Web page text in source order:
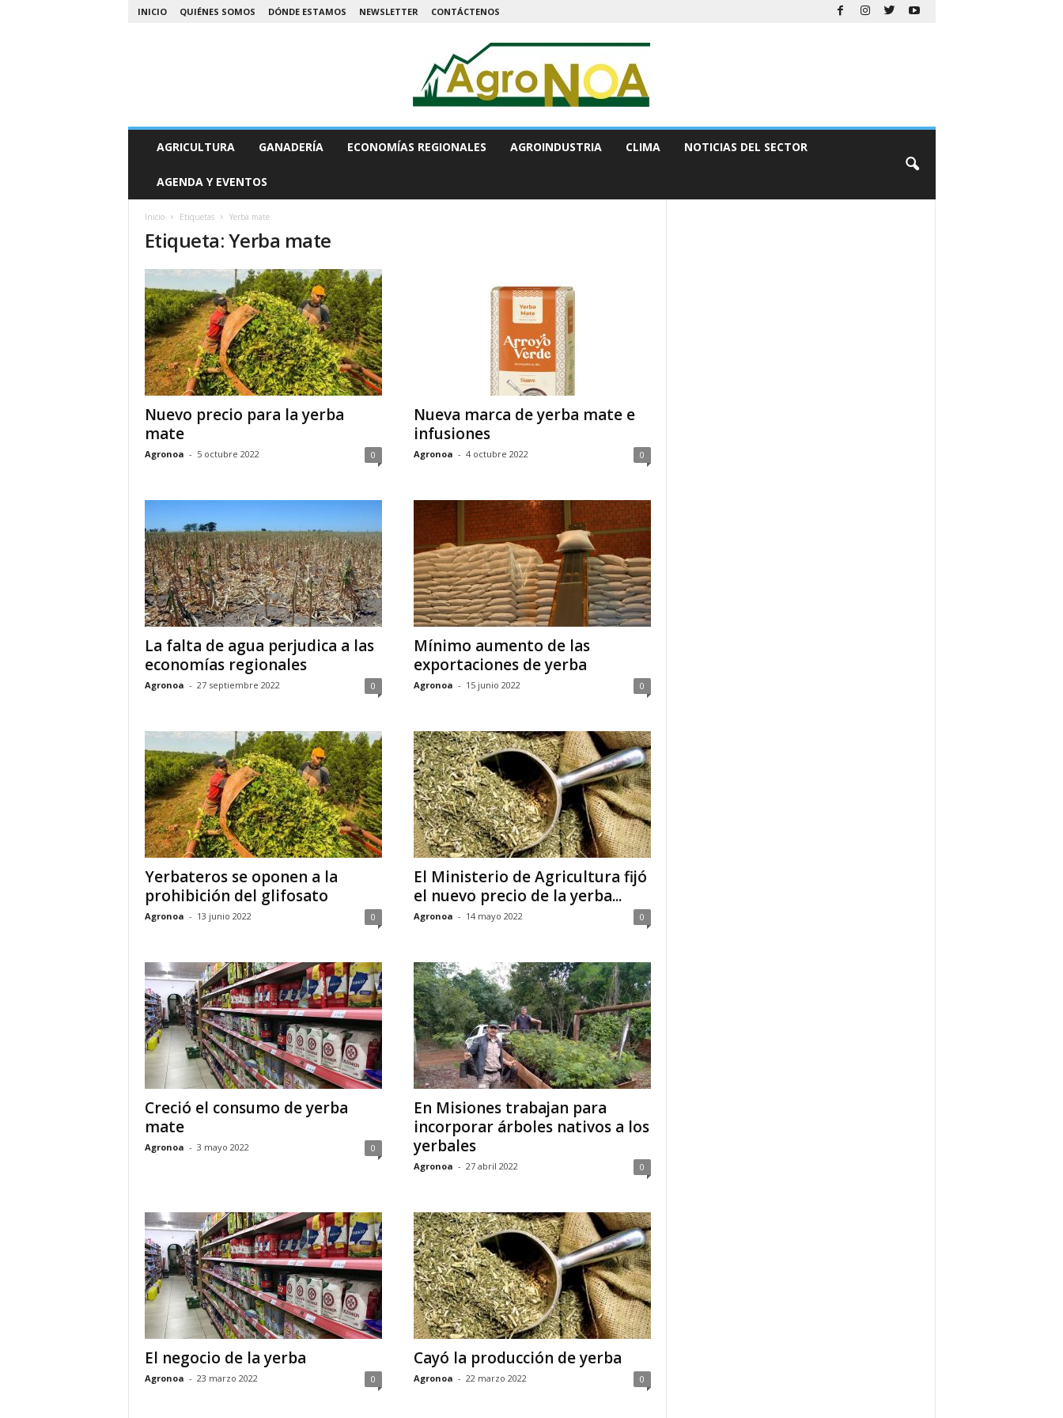
INICIO QUIÉNES SOMOS DÓNDE ESTAMOS NEWSLETTER CONTÁCTENOS
N
AGRICULTURA GANADERÍA ECONOMÍAS REGIONALES AGROINDUSTRIA CLIMA NOTICIAS DEL SECTOR
AGENDA Y EVENTOS
Inicio Etiquetas Yerba mate
Etiqueta: Yerba mate
Nuevo precio para la yerba
mate
Agronoa - 5 octubre 2022 0
Nueva marca de yerba mate e
infusiones
Agronoa - 4 octubre 2022 0
La falta de agua perjudica a las
economías regionales
Agronoa - 27 septiembre 2022 0
Mínimo aumento de las
exportaciones de yerba
Agronoa - 15 junio 2022 0
Yerbateros se oponen a la
prohibición del glifosato
Agronoa - 13 junio 2022 0
El Ministerio de Agricultura fijó
el nuevo precio de la yerba...
Agronoa - 14 mayo 2022 0
Creció el consumo de yerba
mate
Agronoa - 3 mayo 2022 0
En Misiones trabajan para
incorporar árboles nativos a los
yerbales
Agronoa - 27 abril 2022 0
El negocio de la yerba
Agronoa - 23 marzo 2022 0
Cayó la producción de yerba
Agronoa - 22 marzo 2022 0